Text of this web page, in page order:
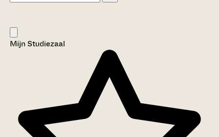
Mijn Studiezaal